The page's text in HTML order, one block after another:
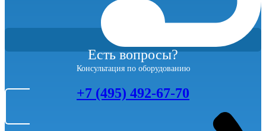
Есть вопросы?
Консультация по оборудованию
+7 (495) 492-67-70